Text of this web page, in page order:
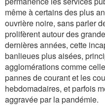
même à certains des plus
ouvrière noire, sans parler
prolifèrent autour des
dernières années, cette
banlieues plus aisées,
agglomérations comme
pannes de courant et les
hebdomadaires, et parfois
aggravée par la pandémie.